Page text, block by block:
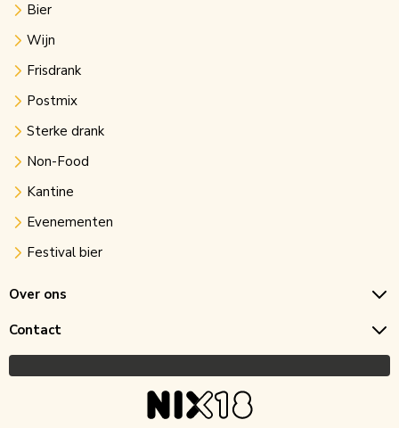
Bier
Wijn
Frisdrank
Postmix
Sterke drank
Non-Food
Kantine
Evenementen
Festival bier
Over ons
Contact